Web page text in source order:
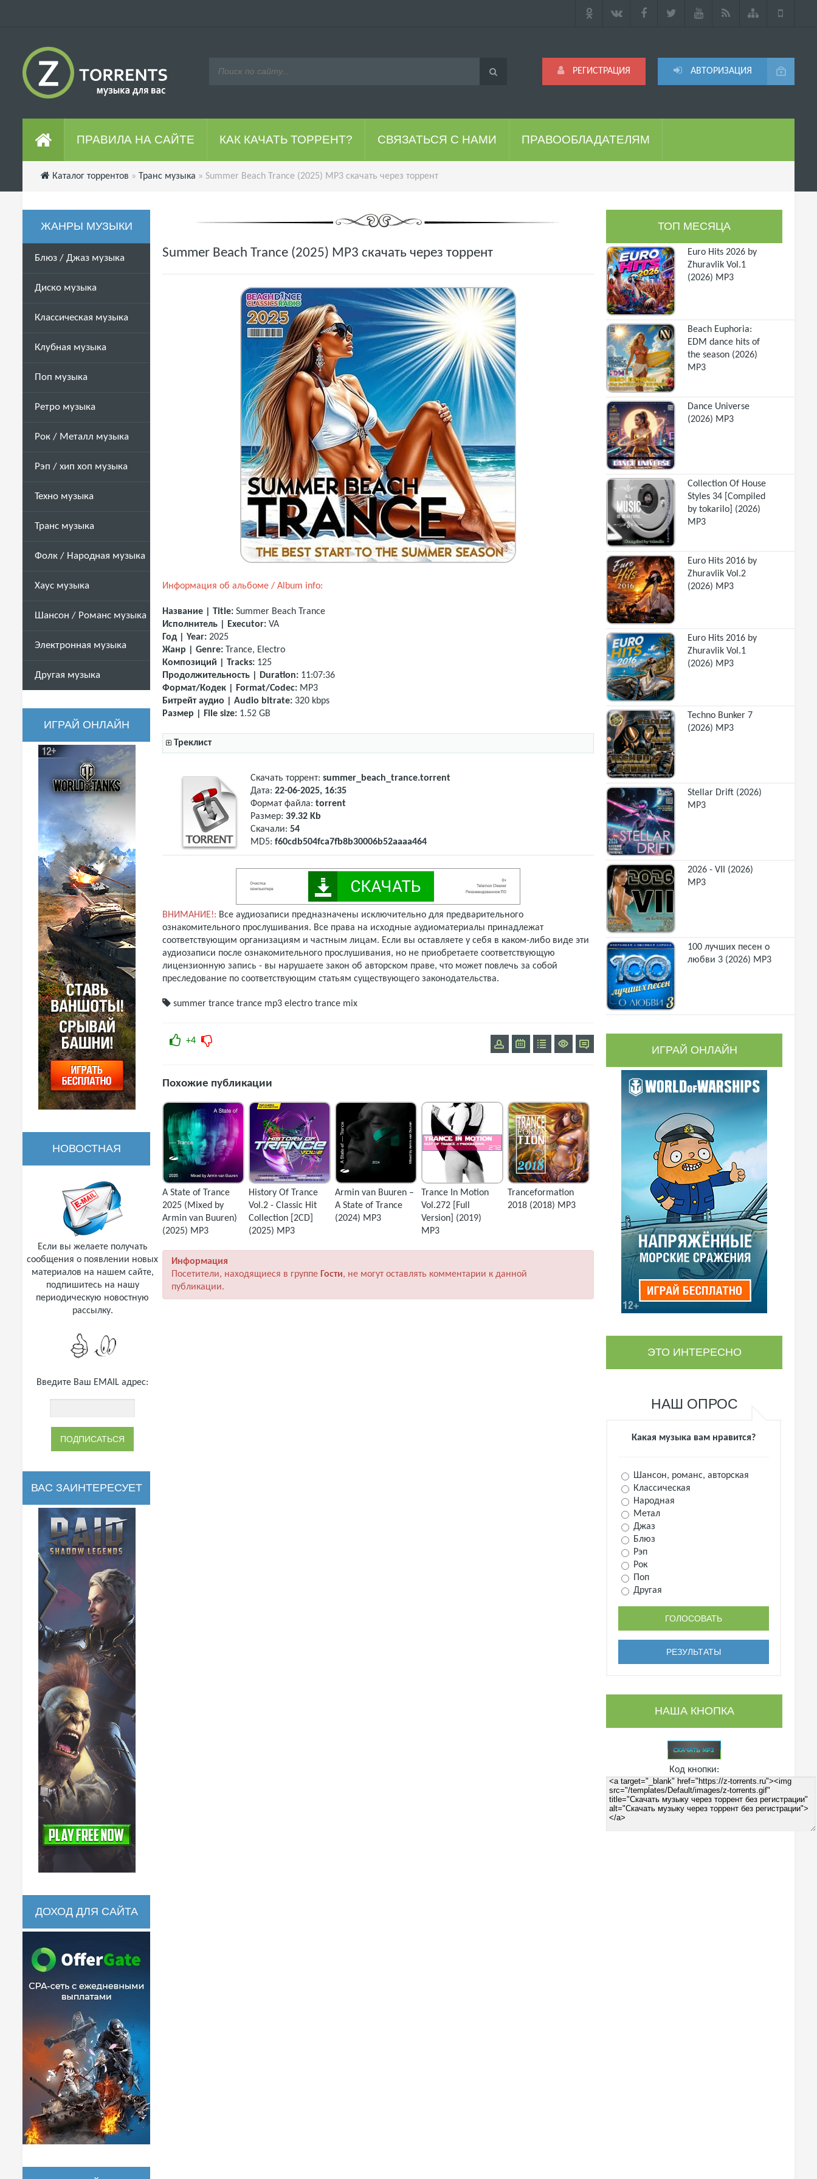
АВТОРИЗАЦИЯ
РЕГИСТРАЦИЯ
ПРАВИЛА НА САЙТЕ КАК КАЧАТЬ ТОРРЕНТ? СВЯЗАТЬСЯ С НАМИ ПРАВООБЛАДАТЕЛЯМ
Каталог торрентов » Транс музыка » Summer Beach Trance (2025) MP3 скачать через торрент
ЖАНРЫ МУЗЫКИ
Блюз / Джаз музыка
Диско музыка
Классическая музыка
Клубная музыка
Поп музыка
Ретро музыка
Рок / Металл музыка
Рэп / хип хоп музыка
Техно музыка
Транс музыка
Фолк / Народная музыка
Хаус музыка
Шансон / Романс музыка
Электронная музыка
Другая музыка
ИГРАЙ ОНЛАЙН
НОВОСТНАЯ
РАССЫЛКА
Если вы желаете получать
сообщения о появлении новых
материалов на нашем сайте,
подпишитесь на нашу
периодическую новостную
рассылку.
Введите Ваш EMAIL адрес:
ВАС ЗАИНТЕРЕСУЕТ
ДОХОД ДЛЯ САЙТА
Summer Beach Trance (2025) MP3 скачать через торрент
Информация об альбоме / Album info:
Название | Title: Summer Beach Trance
Исполнитель | Executor: VA
Год | Year: 2025
Жанр | Genre: Trance, Electro
Композиций | Tracks: 125
Продолжительность | Duration: 11:07:36
Формат/Кодек | Format/Codec: MP3
Битрейт аудио | Audio bitrate: 320 kbps
Размер | File size: 1.52 GB
Треклист
Скачать торрент: summer_beach_trance.torrent
Дата: 22-06-2025, 16:35
Формат файла: torrent
Размер: 39.32 Kb
Скачали: 54
MD5: f60cdb504fca7fb8b30006b52aaaa464
ВНИМАНИЕ!: Все аудиозаписи предназначены исключительно для предварительного
ознакомительного прослушивания. Все права на исходные аудиоматериалы принадлежат
соответствующим организациям и частным лицам. Если вы оставляете у себя в каком-либо виде эти
аудиозаписи после ознакомительного прослушивания, но не приобретаете соответствующую
лицензионную запись - вы нарушаете закон об авторском праве, что может повлечь за собой
преследование по соответствующим статьям существующего законодательства.
summer trance trance mp3 electro trance mix
+4
Похожие публикации
A State of Trance
2025 (Mixed by
Armin van Buuren)
(2025) MP3
History Of Trance
Vol.2 - Classic Hit
Collection [2CD]
(2025) MP3
Armin van Buuren –
A State of Trance
(2024) MP3
Trance In Motion
Vol.272 [Full
Version] (2019)
MP3
Tranceformation
2018 (2018) MP3
Информация
Посетители, находящиеся в группе Гости, не могут оставлять комментарии к данной
публикации.
ТОП МЕСЯЦА
Euro Hits 2026 by
Zhuravlik Vol.1
(2026) MP3
Beach Euphoria:
EDM dance hits of
the season (2026)
MP3
Dance Universe
(2026) MP3
Collection Of House
Styles 34 [Compiled
by tokarilo] (2026)
MP3
Euro Hits 2016 by
Zhuravlik Vol.2
(2026) MP3
Euro Hits 2016 by
Zhuravlik Vol.1
(2026) MP3
Techno Bunker 7
(2026) MP3
Stellar Drift (2026)
MP3
2026 - VII (2026)
MP3
100 лучших песен о
любви 3 (2026) MP3
ИГРАЙ ОНЛАЙН
ЭТО ИНТЕРЕСНО
НАШ ОПРОС
Какая музыка вам нравится?
Шансон, романс, авторская
Классическая
Народная
Метал
Джаз
Блюз
Рэп
Рок
Поп
Другая
НАША КНОПКА
Код кнопки: